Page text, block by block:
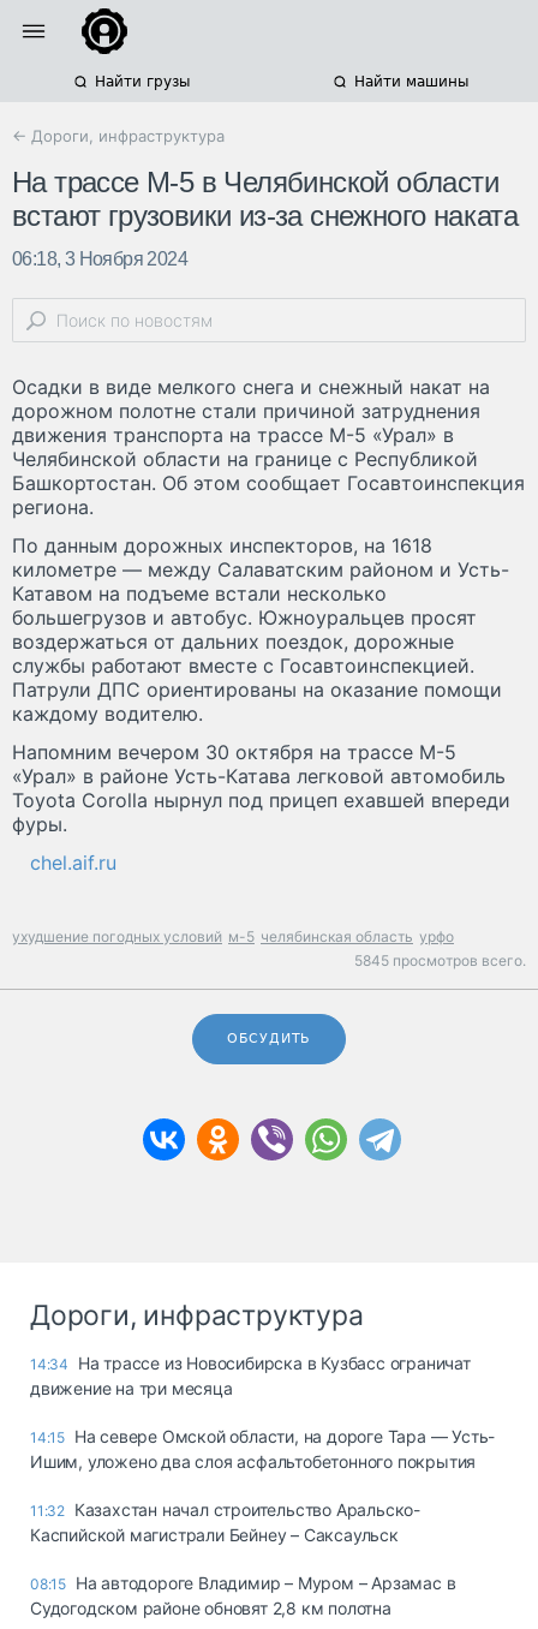
Найти грузы Найти машины
← Дороги, инфраструктура
На трассе М-5 в Челябинской области
встают грузовики из-за снежного наката
06:18, 3 Ноября 2024
Осадки в виде мелкого снега и снежный накат на
дорожном полотне стали причиной затруднения
движения транспорта на трассе М-5 «Урал» в
Челябинской области на границе с Республикой
Башкортостан. Об этом сообщает Госавтоинспекция
региона.
По данным дорожных инспекторов, на 1618
километре — между Салаватским районом и Усть-
Катавом на подъеме встали несколько
большегрузов и автобус. Южноуральцев просят
воздержаться от дальних поездок, дорожные
службы работают вместе с Госавтоинспекцией.
Патрули ДПС ориентированы на оказание помощи
каждому водителю.
Напомним вечером 30 октября на трассе М-5
«Урал» в районе Усть-Катава легковой автомобиль
Toyota Corolla нырнул под прицеп ехавшей впереди
фуры.
chel.aif.ru
ухудшение погодных условий м-5 челябинская область урфо
5845 просмотров всего.
ОБСУДИТЬ
Дороги, инфраструктура
14:34
На трассе из Новосибирска в Кузбасс ограничат
движение на три месяца
14:15 На севере Омской области, на дороге Тара — Усть-
Ишим, уложено два слоя асфальтобетонного покрытия
11:32 Казахстан начал строительство Аральско-
Каспийской магистрали Бейнеу – Саксаульск
08:15 На автодороге Владимир – Муром – Арзамас в
Судогодском районе обновят 2,8 км полотна